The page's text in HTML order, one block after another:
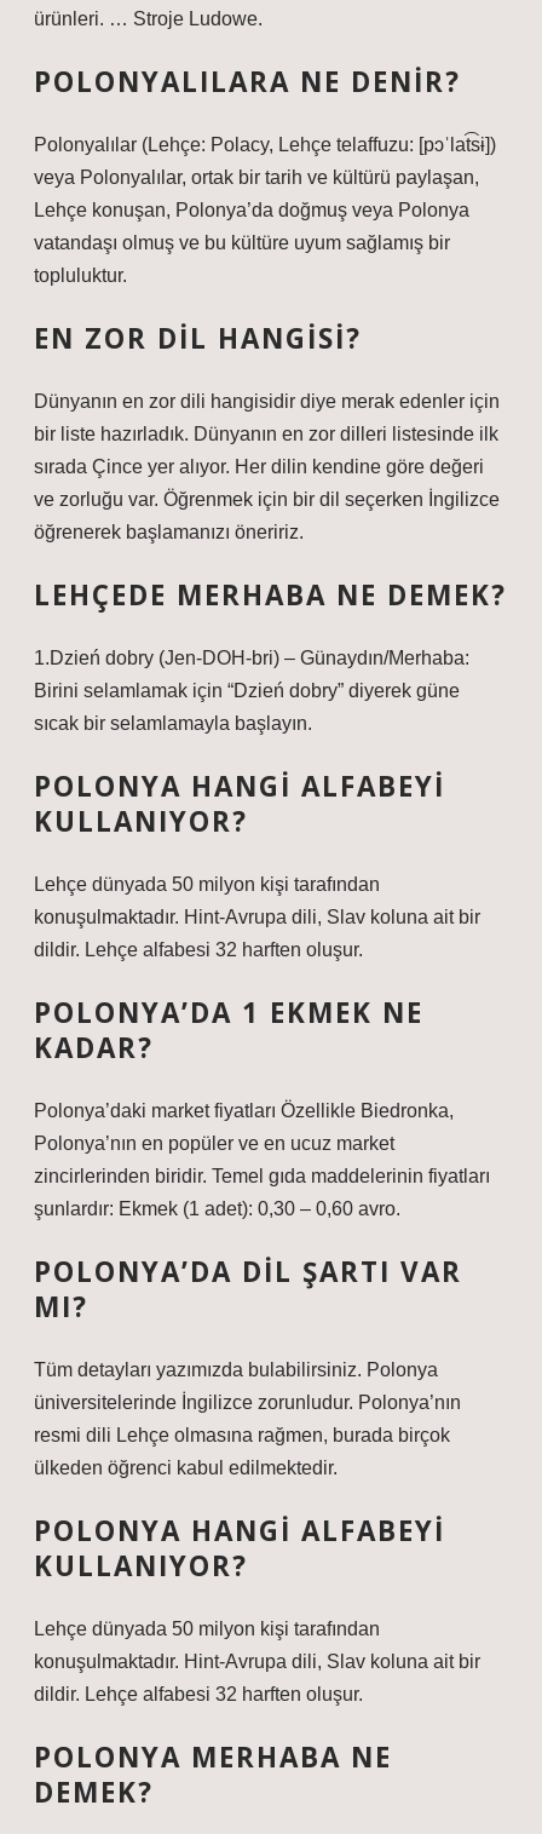
ürünleri. … Stroje Ludowe.
POLONYALILARA NE DENIR?
Polonyalılar (Lehçe: Polacy, Lehçe telaffuzu: [pɔˈlat͡sɨ])
veya Polonyalılar, ortak bir tarih ve kültürü paylaşan,
Lehçe konuşan, Polonya’da doğmuş veya Polonya
vatandaşı olmuş ve bu kültüre uyum sağlamış bir
topluluktur.
EN ZOR DIL HANGISI?
Dünyanın en zor dili hangisidir diye merak edenler için
bir liste hazırladık. Dünyanın en zor dilleri listesinde ilk
sırada Çince yer alıyor. Her dilin kendine göre değeri
ve zorluğu var. Öğrenmek için bir dil seçerken İngilizce
öğrenerek başlamanızı öneririz.
LEHÇEDE MERHABA NE DEMEK?
1.Dzień dobry (Jen-DOH-bri) – Günaydın/Merhaba:
Birini selamlamak için “Dzień dobry” diyerek güne
sıcak bir selamlamayla başlayın.
POLONYA HANGI ALFABEYI
KULLANIYOR?
Lehçe dünyada 50 milyon kişi tarafından
konuşulmaktadır. Hint-Avrupa dili, Slav koluna ait bir
dildir. Lehçe alfabesi 32 harften oluşur.
POLONYA’DA 1 EKMEK NE
KADAR?
Polonya’daki market fiyatları Özellikle Biedronka,
Polonya’nın en popüler ve en ucuz market
zincirlerinden biridir. Temel gıda maddelerinin fiyatları
şunlardır: Ekmek (1 adet): 0,30 – 0,60 avro.
POLONYA’DA DIL ŞARTI VAR
MI?
Tüm detayları yazımızda bulabilirsiniz. Polonya
üniversitelerinde İngilizce zorunludur. Polonya’nın
resmi dili Lehçe olmasına rağmen, burada birçok
ülkeden öğrenci kabul edilmektedir.
POLONYA HANGI ALFABEYI
KULLANIYOR?
Lehçe dünyada 50 milyon kişi tarafından
konuşulmaktadır. Hint-Avrupa dili, Slav koluna ait bir
dildir. Lehçe alfabesi 32 harften oluşur.
POLONYA MERHABA NE
DEMEK?